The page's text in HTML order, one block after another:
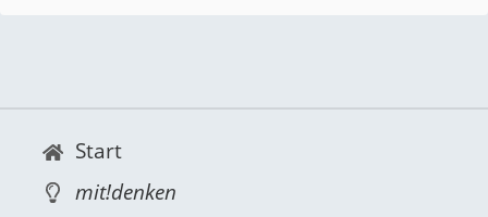
Start
mit!denken